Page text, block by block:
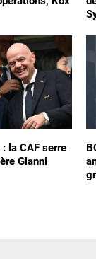
la CAF serre
Gianni